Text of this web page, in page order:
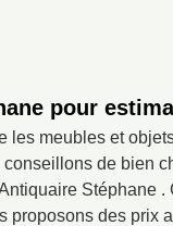
pour
les meubles et
de bien
Stéphane
proposons des prix